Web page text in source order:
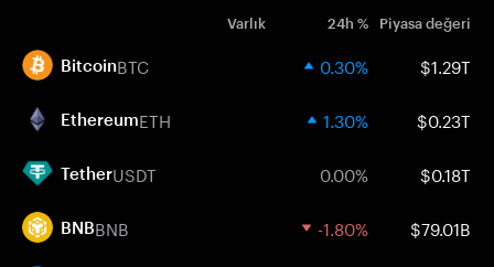
Varlık 24h % Piyasa değeri
BitcoinBTC 0.30% $1.29T
EthereumETH 1.30% $0.23T
TetherUSDT 0.00% $0.18T
BNBBNB -1.80% $79.01B